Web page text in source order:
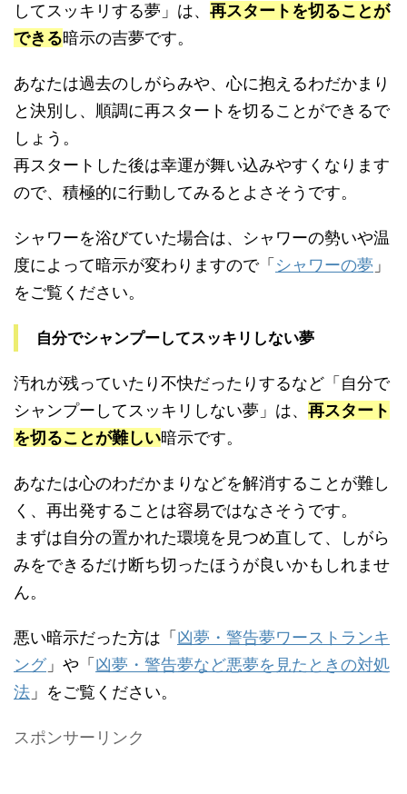
してスッキリする夢」は、 再スタートを切ることが
できる暗示の吉夢です。
あなたは過去のしがらみや、心に抱えるわだかまり
と決別し、順調に再スタートを切ることができるで
しょう。
再スタートした後は幸運が舞い込みやすくなります
ので、積極的に行動してみるとよさそうです。
シャワーを浴びていた場合は、シャワーの勢いや温
度によって暗示が変わりますので「 シャワーの夢 」
をご覧ください。
自分でシャンプーしてスッキリしない夢
汚れが残っていたり不快だったりするなど「自分で
シャンプーしてスッキリしない夢」は、 再スタート
を切ることが難しい暗示です。
あなたは心のわだかまりなどを解消することが難し
く、再出発することは容易ではなさそうです。
まずは自分の置かれた環境を見つめ直して、しがら
みをできるだけ断ち切ったほうが良いかもしれませ
ん。
悪い暗示だった方は「 凶夢・警告夢ワーストランキ
ング」や「 凶夢・警告夢など悪夢を見たときの対処
法 」をご覧ください。
スポンサーリンク